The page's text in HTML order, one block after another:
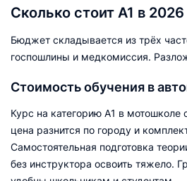
Сколько стоит А1 в 2026
Бюджет складывается из трёх
госпошлины и медкомиссия.
Стоимость обучения в
Курс на категорию А1 в мотошколе
цена разнится по городу и
Самостоятельная подготовка
без инструктора освоить тяжело.